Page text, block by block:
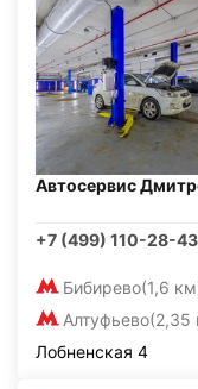
Автосервис
+7 (499) 110-28-43
Бибирево(1,6
Алтуфьево(2,35
Лобненская 4